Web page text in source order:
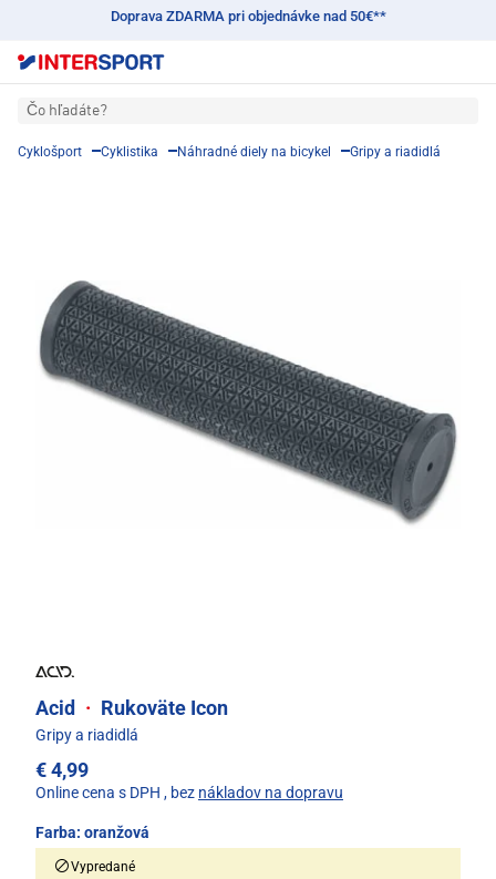
Doprava ZDARMA pri objednávke nad 50€**
Čo hľadáte?
Cyklošport Cyklistika Náhradné diely na bicykel Gripy a riadidlá
Acid · Rukoväte Icon
Gripy a riadidlá
€ 4,99
Online cena s DPH , bez nákladov na dopravu
Farba: oranžová
Vypredané